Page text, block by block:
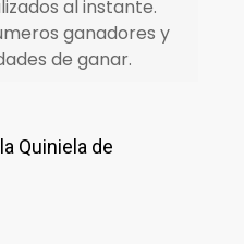
Quiniela de